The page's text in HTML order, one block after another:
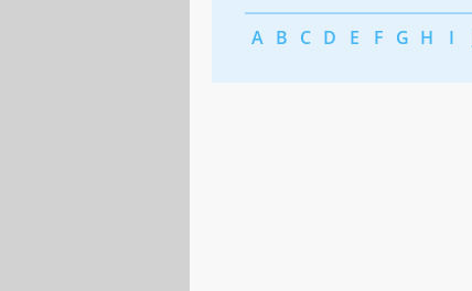
A B C D E F G H I